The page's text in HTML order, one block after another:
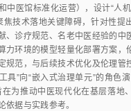
中医馆标准化运营），设计“人
焦技术落地关键障碍，针对性
、诊疗规范、名老中医经验的中
力环境的模型轻量化部署方案，
规范，与后续技术优化及伦理管
具”向“嵌入式治理单元”的角色
在为推动中医现代化在基层落地
依据与实践参考。